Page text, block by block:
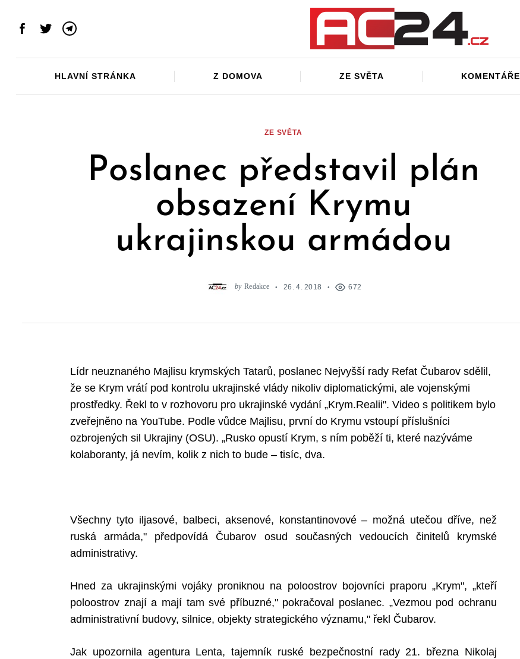
Facebook
TwitterTelegram
HLAVNÍ STRÁNKA Z DOMOVA ZE SVĚTA KOMENTÁŘE
ZE SVĚTA
Poslanec představil plán
obsazení Krymu
ukrajinskou armádou
by Redakce 26. 4. 2018 672
Lídr neuznaného Majlisu krymských Tatarů, poslanec Nejvyšší rady Refat Čubarov sdělil,
že se Krym vrátí pod kontrolu ukrajinské vlády nikoliv diplomatickými, ale vojenskými
prostředky. Řekl to v rozhovoru pro ukrajinské vydání „Krym.Realii". Video s politikem bylo
zveřejněno na YouTube. Podle vůdce Majlisu, první do Krymu vstoupí příslušníci
ozbrojených sil Ukrajiny (OSU). „Rusko opustí Krym, s ním poběží ti, které nazýváme
kolaboranty, já nevím, kolik z nich to bude – tisíc, dva.
Všechny tyto iljasové, balbeci, aksenové, konstantinovové – možná utečou dříve, než
ruská armáda," předpovídá Čubarov osud současných vedoucích činitelů krymské
administrativy.
Hned za ukrajinskými vojáky proniknou na poloostrov bojovníci praporu „Krym", „kteří
poloostrov znají a mají tam své příbuzné," pokračoval poslanec. „Vezmou pod ochranu
administrativní budovy, silnice, objekty strategického významu," řekl Čubarov.
Jak upozornila agentura Lenta, tajemník ruské bezpečnostní rady 21. března Nikolaj